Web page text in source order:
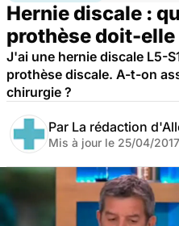
Hernie discale :
prothèse doit-elle
J'ai une hernie discale L5-
prothèse discale. A-t-on
chirurgie ?
Par La rédaction
Mis à jour le 25/04/2017